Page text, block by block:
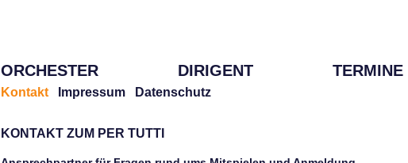
ORCHESTER DIRIGENT TERMINE
Kontakt Impressum Datenschutz
KONTAKT ZUM PER TUTTI